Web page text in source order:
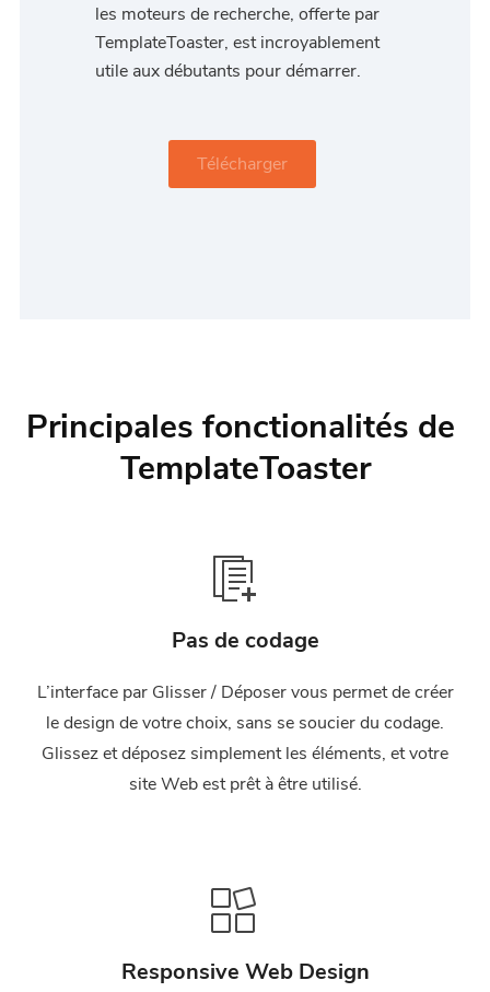
les moteurs de recherche, offerte par
TemplateToaster, est incroyablement
utile aux débutants pour démarrer.
Télécharger
Principales fonctionalités de
TemplateToaster
Pas de codage
L’interface par Glisser / Déposer vous permet de créer
le design de votre choix, sans se soucier du codage.
Glissez et déposez simplement les éléments, et votre
site Web est prêt à être utilisé.
Responsive Web Design